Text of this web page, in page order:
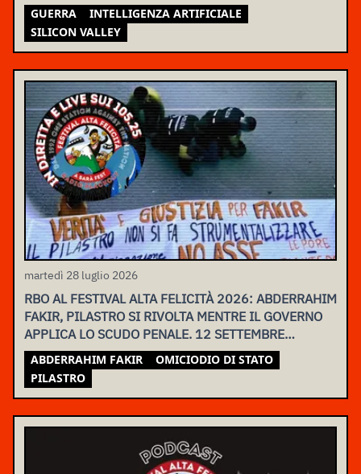
GUERRA
INTELLIGENZA ARTIFICIALE
SILICON VALLEY
martedì 28 luglio 2026
RBO AL FESTIVAL ALTA FELICITÀ 2026: ABDERRAHIM
FAKIR, PILASTRO SI RIVOLTA MENTRE IL GOVERNO
APPLICA LO SCUDO PENALE. 12 SETTEMBRE
ASSEMBLEA NAZIONALE
ABDERRAHIM FAKIR
OMICIODIO DI STATO
PILASTRO